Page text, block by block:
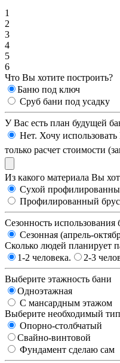
1
2
3
4
5
6
Что Вы хотите построить?
Баню под ключ
Сруб бани под усадку
У Вас есть план будущей
Нет. Хочу
только расчет стоимости
Из какого материала Вы
Сухой
Профилированный брус
Сезонность использования
Сезонная (апрель-
Сколько людей планирует
1-2 человека.
2-3
Выберите этажность бани
Одноэтажная
С мансардным этажом
Выберите необходимый
Опорно-столбчатый
Свайно-винтовой
Фундамент сделаю сам